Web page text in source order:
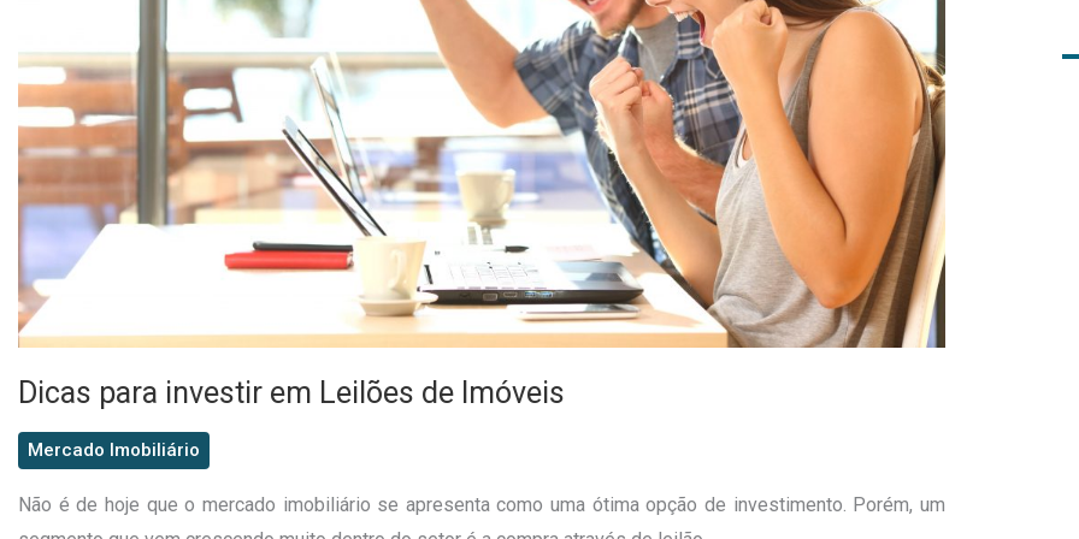
Dicas para investir em Leilões de Imóveis
Mercado Imobiliário
Não é de hoje que o mercado imobiliário se apresenta como uma ótima opção de investimento. Porém, um